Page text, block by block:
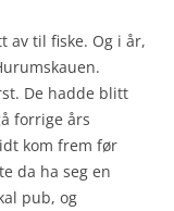
av til fiske. Og i år,
De hadde blitt
forrige års
kom frem før
da ha seg en
pub, og